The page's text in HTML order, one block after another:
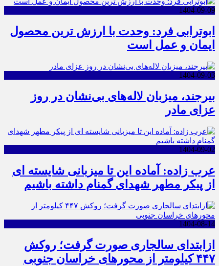
1404-09-09
ابوترابی فرد: وحدت با ارزش ترین محصول
ایمان و عمل است
1404-09-03
بیرجند، میزبان لاله‌های بی‌نشان در روز
عزای مادر
1404-09-02
عرب زاده: آماده این تا میزبانی شایسته ای
از پیکر مطهر شهدای گمنام داشته باشیم
1404-08-14
ازابتدای سالجاری صورت گرفت؛ روکش
۴۴۷ کیلومتر از محورهای خراسان جنوبی